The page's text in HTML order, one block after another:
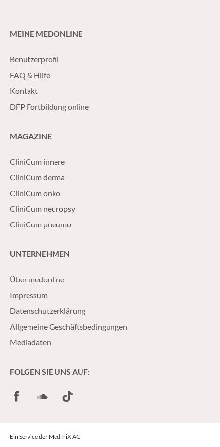
MEINE MEDONLINE
Benutzerprofil
FAQ & Hilfe
Kontakt
DFP Fortbildung online
MAGAZINE
CliniCum innere
CliniCum derma
CliniCum onko
CliniCum neuropsy
CliniCum pneumo
UNTERNEHMEN
Über medonline
Impressum
Datenschutzerklärung
Allgemeine Geschäftsbedingungen
Mediadaten
FOLGEN SIE UNS AUF:
FacebookSoundCloud
TikTok
Ein Service der MedTriX AG